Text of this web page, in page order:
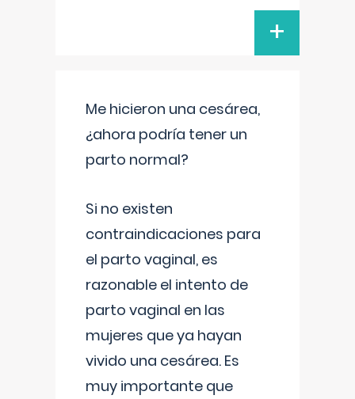
+
Me hicieron una cesárea,
¿ahora podría tener un
parto normal?
Si no existen
contraindicaciones para
el parto vaginal, es
razonable el intento de
parto vaginal en las
mujeres que ya hayan
vivido una cesárea. Es
muy importante que